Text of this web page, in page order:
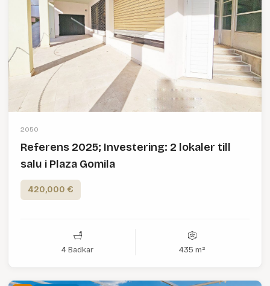
2050
Referens 2025; Investering: 2 lokaler till
salu i Plaza Gomila
420,000 €
4 Badkar 435 m²